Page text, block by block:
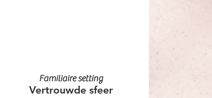
Familiaire setting
Vertrouwde sfeer